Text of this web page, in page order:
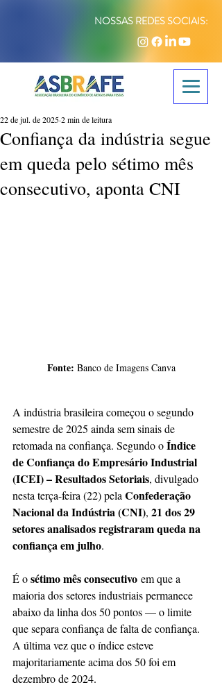
NOSSAS REDES SOCIAIS:
Confiança da indústria segue
em queda pelo sétimo mês
consecutivo, aponta CNI
22 de jul. de 20252 min de leitura
Fonte: Banco de Imagens Canva
A indústria brasileira começou o segundo
semestre de 2025 ainda sem sinais de
retomada na confiança. Segundo o Índice
de Confiança do Empresário Industrial
(ICEI) – Resultados Setoriais, divulgado
nesta terça-feira (22) pela Confederação
Nacional da Indústria (CNI), 21 dos 29
setores analisados registraram queda na
confiança em julho.
É o sétimo mês consecutivo em que a
maioria dos setores industriais permanece
abaixo da linha dos 50 pontos — o limite
que separa confiança de falta de confiança.
A última vez que o índice esteve
majoritariamente acima dos 50 foi em
dezembro de 2024.